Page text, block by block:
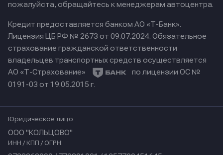
пожалуйста, обращайтесь к менеджерам автоцентра.
Кредит предоставляется банком АО «Т-Банк».
Лицензия ЦБ РФ № 2673 от 09.07.2024. Обязательное
страхование гражданской ответственности
владельцев транспортных средств осуществляется
АО «Т-Страхование»
по лицензии ОС №
0191-03 от 19.05.2015 г.
Юридическое лицо:
ООО "КОЛЬЦОВО"
ИНН / КПП / ОГРН: